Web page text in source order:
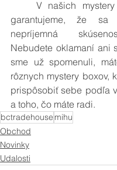
garantujeme, že sa
nepríjemná
Nebudete oklamaní ani
sme už spomenuli,
rôznych mystery boxov,
prispôsobiť sebe podľa
a toho, čo máte radi.
bctradehouse mihu
Obchod
Novinky
Udalosti